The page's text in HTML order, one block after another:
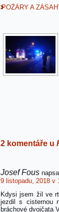
POŽÁRY A
2 komentáře u
Josef Fous
9 listopadu, 2018 v
Kdysi jsem žil ve
jezdil s cisternou
bráchové dvojčata